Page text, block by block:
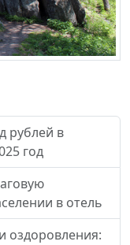
рублей в
год
в отель
оздоровления: